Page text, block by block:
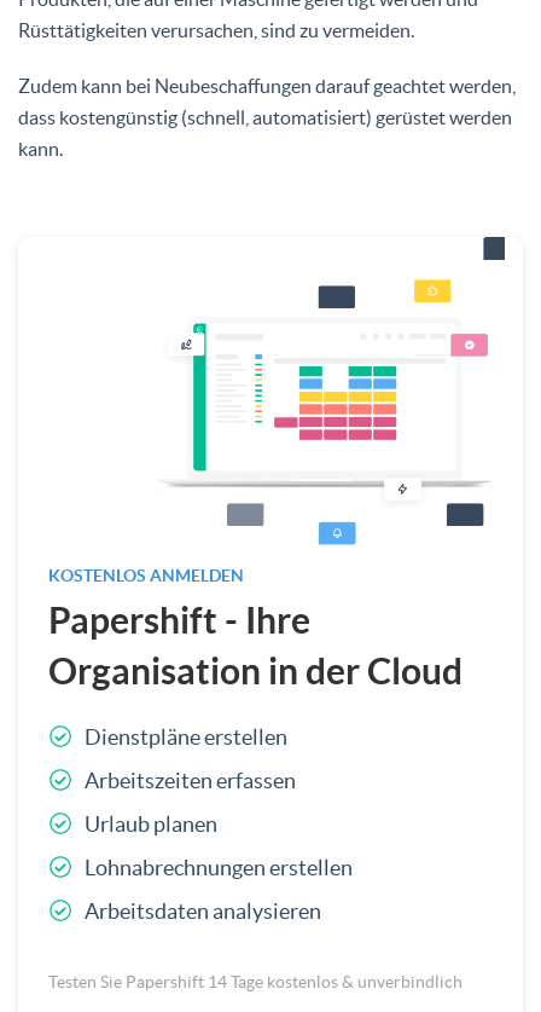
Rüsttätigkeiten verursachen, sind zu vermeiden.
Zudem kann bei Neubeschaffungen darauf geachtet werden,
dass kostengünstig (schnell, automatisiert) gerüstet werden
kann.
KOSTENLOS ANMELDEN
Papershift - Ihre
Organisation in der Cloud
Dienstpläne erstellen
Arbeitszeiten erfassen
Urlaub planen
Lohnabrechnungen erstellen
Arbeitsdaten analysieren
Testen Sie Papershift 14 Tage kostenlos & unverbindlich